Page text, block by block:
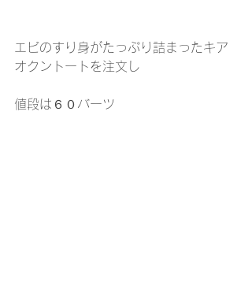
エビのすり身がたっぷり詰まったキア
オクントートを注文し
値段は６０バーツ